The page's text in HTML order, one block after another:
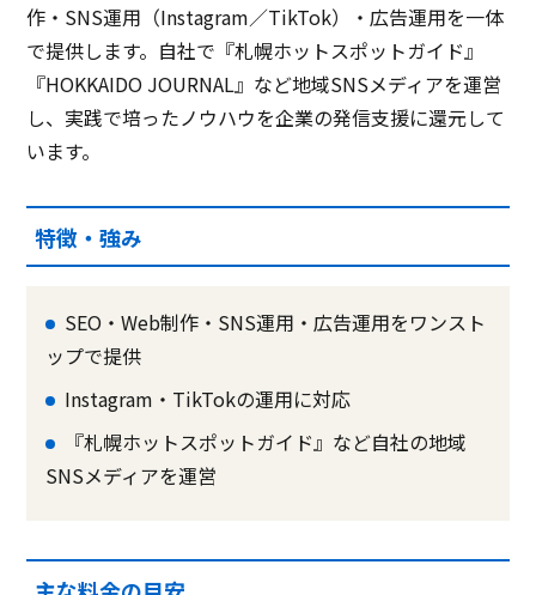
作・SNS運用（Instagram／TikTok）・広告運用を一体
で提供します。自社で『札幌ホットスポットガイド』
『HOKKAIDO JOURNAL』など地域SNSメディアを運営
し、実践で培ったノウハウを企業の発信支援に還元して
います。
特徴・強み
SEO・Web制作・SNS運用・広告運用をワンスト
ップで提供
Instagram・TikTokの運用に対応
『札幌ホットスポットガイド』など自社の地域
SNSメディアを運営